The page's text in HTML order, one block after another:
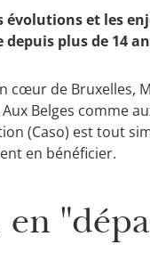
et les
plus de 14
cœur de Bruxelles,
Belges comme
(Caso) est tout
en bénéficier.